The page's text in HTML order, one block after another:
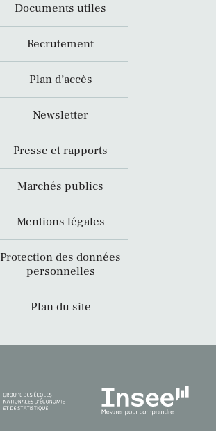
Documents utiles
Recrutement
Plan d’accès
Newsletter
Presse et rapports
Marchés publics
Mentions légales
Protection des données
personnelles
Plan du site